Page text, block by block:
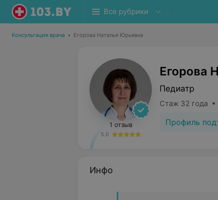
Все рубрики
Консультация врача • Егорова Наталья Юрьевна
1 отзыв
5.0
Егорова
Педиатр
Стаж 32 года •
Профиль
Инфо